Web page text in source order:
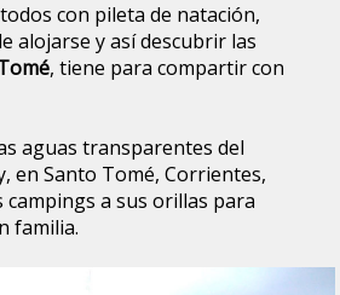
con pileta de natación,
alojarse y así descubrir las
, tiene para compartir con
aguas transparentes del
en Santo Tomé, Corrientes,
a sus orillas para
familia.